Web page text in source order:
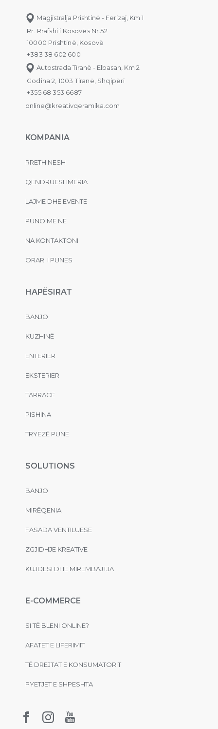
Magjistralja Prishtinë - Ferizaj, Km 1
Rr. Rrafshi i Kosovës Nr.52
10000 Prishtinë, Kosovë
+383 38 602 600
Autostrada Tiranë - Elbasan, Km 2
Godina 2, 1003 Tiranë, Shqipëri
+355 68 353 6687
online@kreativqeramika.com
KOMPANIA
RRETH NESH
QËNDRUESHMËRIA
LAJME DHE EVENTE
PUNO ME NE
NA KONTAKTONI
ORARI I PUNËS
HAPËSIRAT
BANJO
KUZHINË
ENTERIER
EKSTERIER
TARRACË
PISHINA
TRYEZË PUNE
SOLUTIONS
BANJO
MIRËQENIA
FASADA VENTILUESE
ZGJIDHJE KREATIVE
KUJDESI DHE MIRËMBAJTJA
E-COMMERCE
SI TË BLENI ONLINE?
AFATET E LIFERIMIT
TË DREJTAT E KONSUMATORIT
PYETJET E SHPESHTA